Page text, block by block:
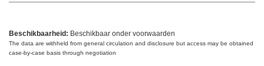
Beschikbaarheid: Beschikbaar onder voorwaarden
The data are withheld from general circulation and disclosure but access may be obtained on
case-by-case basis through negotiation